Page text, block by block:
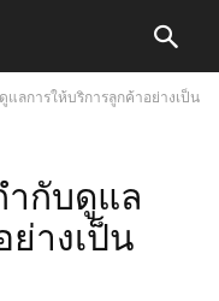
ลการให้บริการลูกค้าอย่างเป็น
ำกับดูแล
างเป็น